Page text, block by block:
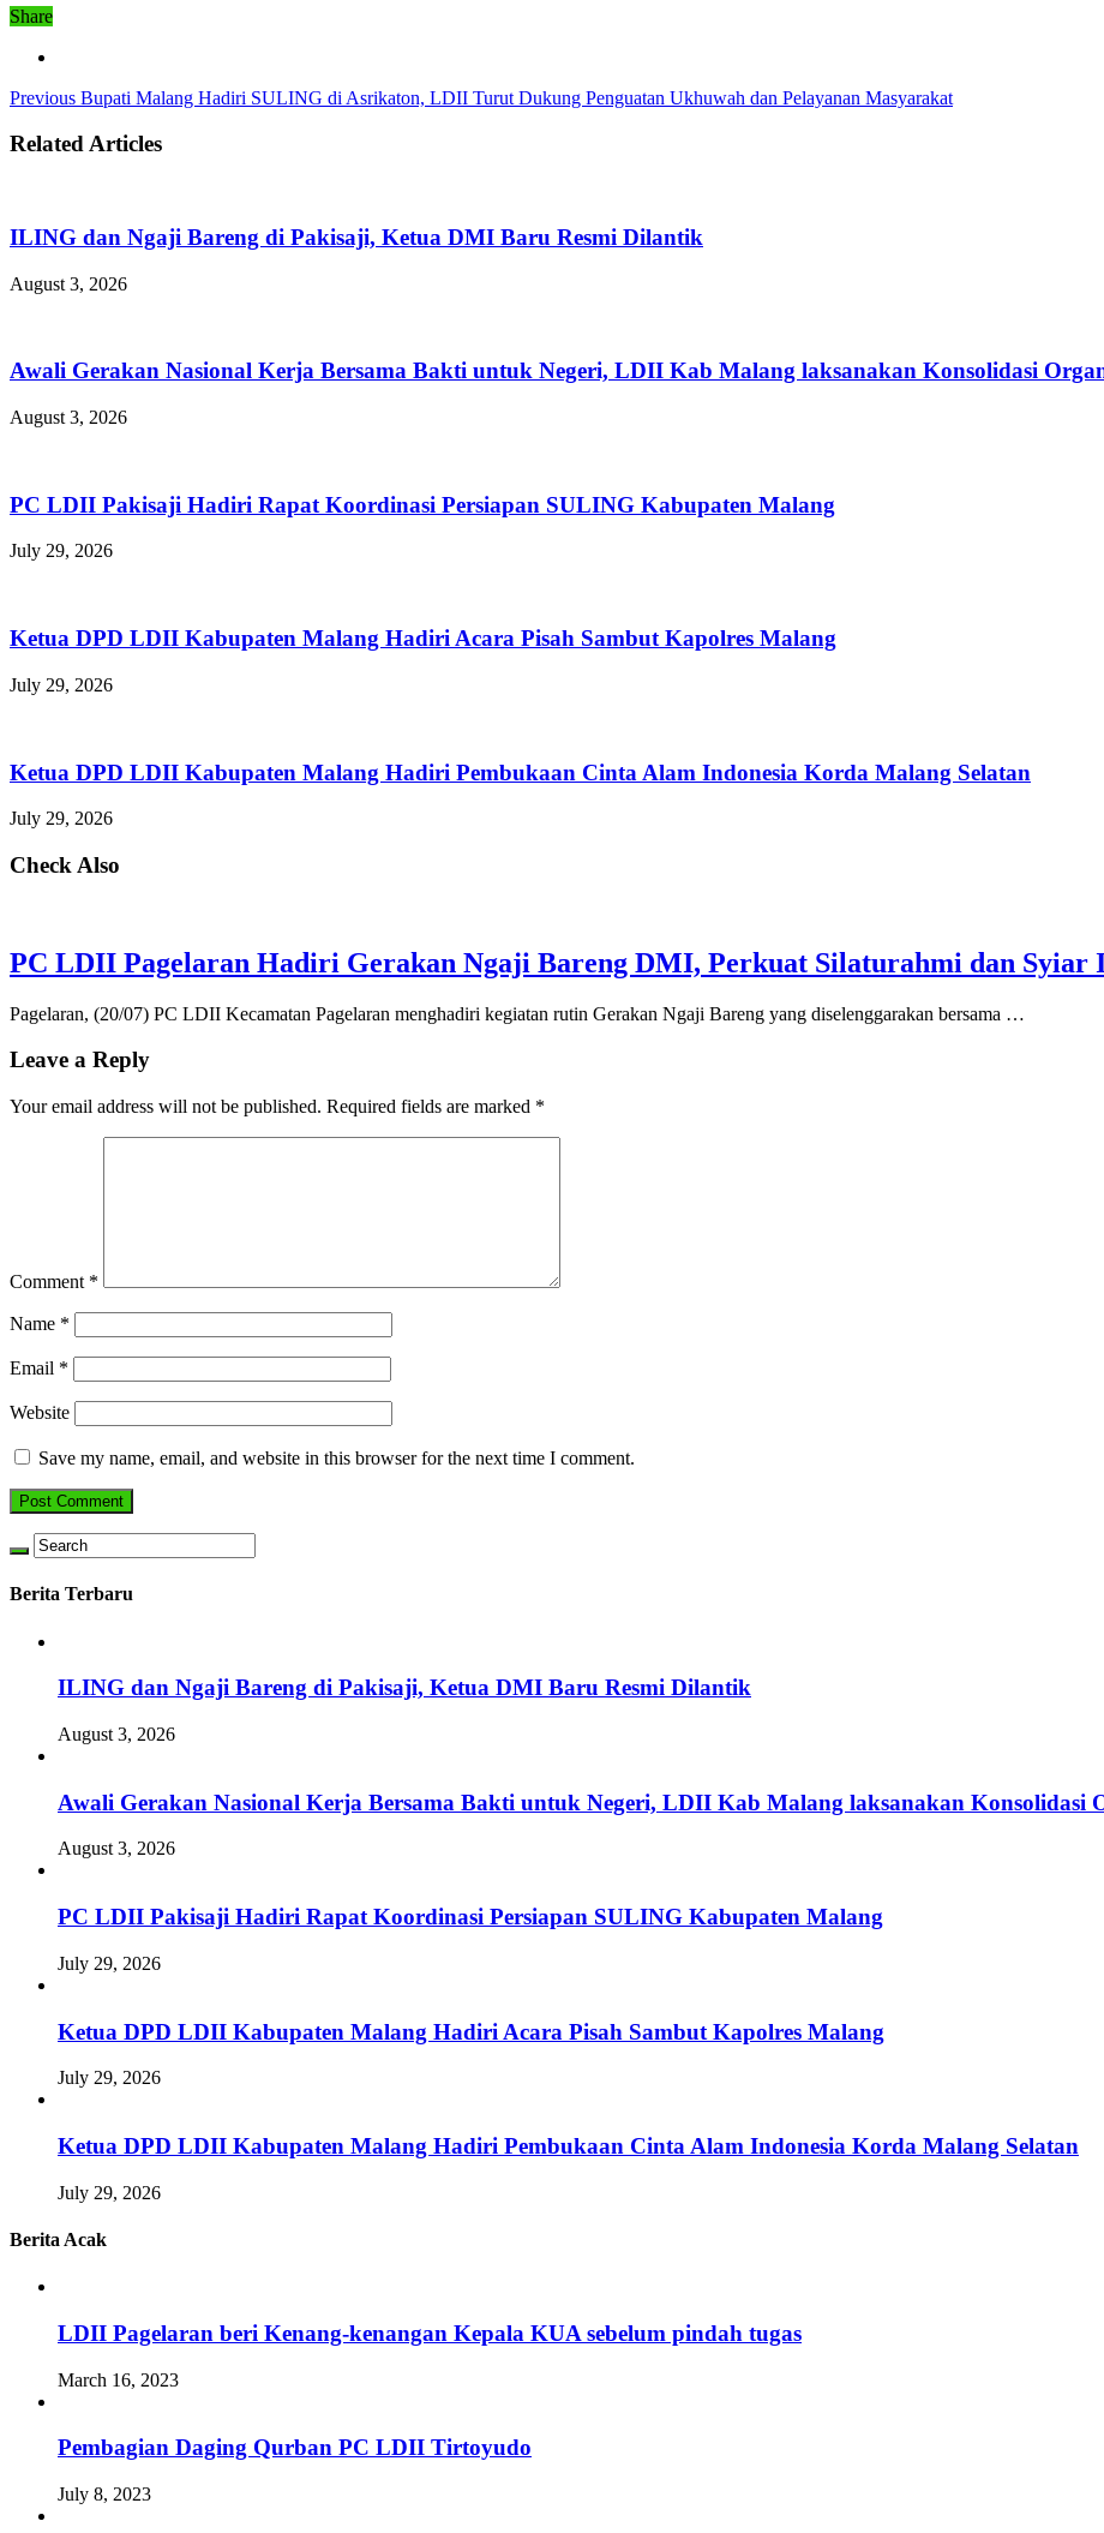
Share
Previous Bupati Malang Hadiri SULING di Asrikaton, LDII Turut Dukung Penguatan Ukhuwah dan Pelayanan Masyarakat
Related Articles
ILING dan Ngaji Bareng di Pakisaji, Ketua DMI Baru Resmi Dilantik
August 3, 2026
Awali Gerakan Nasional Kerja Bersama Bakti untuk Negeri, LDII Kab Malang laksanakan Konsolidasi
August 3, 2026
PC LDII Pakisaji Hadiri Rapat Koordinasi Persiapan SULING Kabupaten Malang
July 29, 2026
Ketua DPD LDII Kabupaten Malang Hadiri Acara Pisah Sambut Kapolres Malang
July 29, 2026
Ketua DPD LDII Kabupaten Malang Hadiri Pembukaan Cinta Alam Indonesia Korda Malang Selatan
July 29, 2026
Check Also
PC LDII Pagelaran Hadiri Gerakan Ngaji Bareng DMI, Perkuat Silaturahmi dan Syiar
Pagelaran, (20/07) PC LDII Kecamatan Pagelaran menghadiri kegiatan rutin Gerakan Ngaji Bareng yang diselenggarakan bersama …
Leave a Reply
Your email address will not be published. Required fields are marked *
Comment *
Name *
Email *
Website
Save my name, email, and website in this browser for the next time I comment.
Berita Terbaru
ILING dan Ngaji Bareng di Pakisaji, Ketua DMI Baru Resmi Dilantik
August 3, 2026
Awali Gerakan Nasional Kerja Bersama Bakti untuk Negeri, LDII Kab Malang laksanakan Konsolidasi
August 3, 2026
PC LDII Pakisaji Hadiri Rapat Koordinasi Persiapan SULING Kabupaten Malang
July 29, 2026
Ketua DPD LDII Kabupaten Malang Hadiri Acara Pisah Sambut Kapolres Malang
July 29, 2026
Ketua DPD LDII Kabupaten Malang Hadiri Pembukaan Cinta Alam Indonesia Korda Malang Selatan
July 29, 2026
Berita Acak
LDII Pagelaran beri Kenang-kenangan Kepala KUA sebelum pindah tugas
March 16, 2023
Pembagian Daging Qurban PC LDII Tirtoyudo
July 8, 2023